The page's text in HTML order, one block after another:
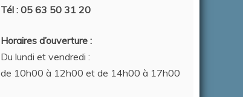
Tél : 05 63 50 31 20
Horaires d’ouverture :
Du lundi et vendredi :
de 10h00 à 12h00 et de 14h00 à 17h00